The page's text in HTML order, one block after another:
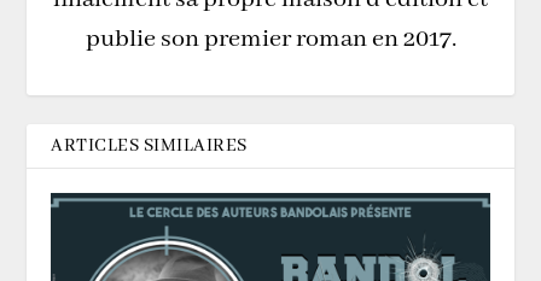
publie son premier roman en 2017.
ARTICLES SIMILAIRES